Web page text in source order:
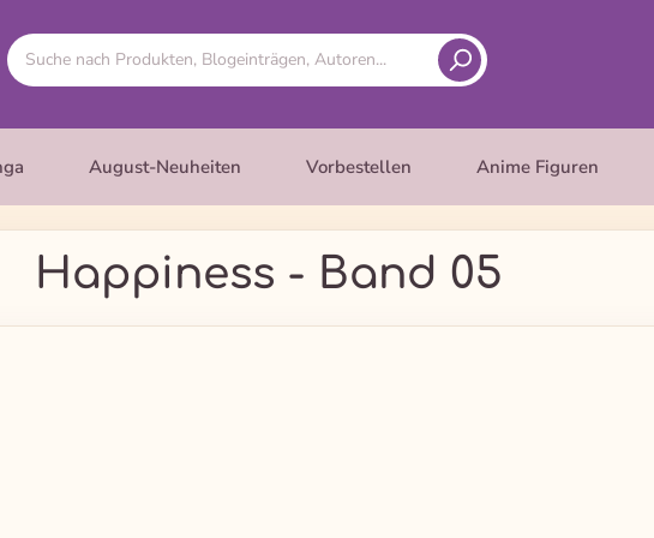
August-Neuheiten Vorbestellen Anime Figuren
Happiness - Band 05